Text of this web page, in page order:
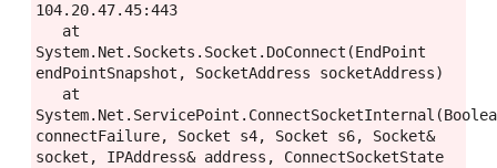
104.20.47.45:443
System.Net.Sockets.Socket.DoConnect(EndPoint
endPointSnapshot, SocketAddress socketAddress)
connectFailure, Socket s4, Socket s6, Socket&
socket, IPAddress& address, ConnectSocketState